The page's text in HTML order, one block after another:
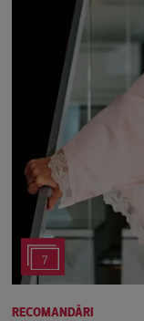
7
RECOMANDĂRI